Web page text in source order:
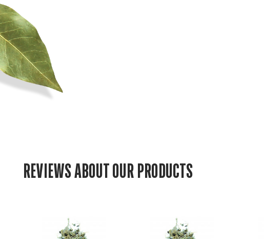
REVIEWS ABOUT OUR PRODUCTS